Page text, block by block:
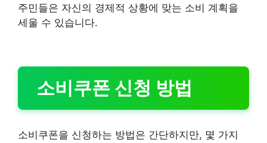
주민들은 자신의 경제적 상황에 맞는 소비 계획을
세울 수 있습니다.
소비쿠폰 신청 방법
소비쿠폰을 신청하는 방법은 간단하지만, 몇 가지